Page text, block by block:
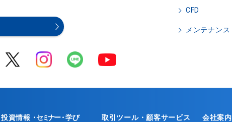
CFD
メンテナンス
投資情報 ・セミナー・学び 取引ツール・顧客サービス 会社案内